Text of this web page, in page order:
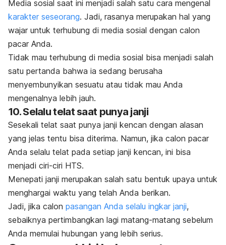
Media sosial saat ini menjadi salah satu cara mengenal
karakter seseorang. Jadi, rasanya merupakan hal yang
wajar untuk terhubung di media sosial dengan calon
pacar Anda.
Tidak mau terhubung di media sosial bisa menjadi salah
satu pertanda bahwa ia sedang berusaha
menyembunyikan sesuatu atau tidak mau Anda
mengenalnya lebih jauh.
10. Selalu telat saat punya janji
Sesekali telat saat punya janji kencan dengan alasan
yang jelas tentu bisa diterima. Namun, jika calon pacar
Anda selalu telat pada setiap janji kencan, ini bisa
menjadi ciri-ciri HTS.
Menepati janji merupakan salah satu bentuk upaya untuk
menghargai waktu yang telah Anda berikan.
Jadi, jika calon pasangan Anda selalu ingkar janji,
sebaiknya pertimbangkan lagi matang-matang sebelum
Anda memulai hubungan yang lebih serius.